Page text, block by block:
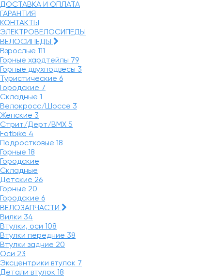
ДОСТАВКА И ОПЛАТА
ГАРАНТИЯ
КОНТАКТЫ
ЭЛЕКТРОВЕЛОСИПЕДЫ
ВЕЛОСИПЕДЫ
Взрослые 111
Горные хардтейлы 79
Горные двухподвесы 3
Туристические 6
Городские 7
Складные 1
Велокросс/Шоссе 3
Женские 3
Стрит/Дерт/BMX 5
Fatbike 4
Подростковые 18
Горные 18
Городские
Складные
Детские 26
Горные 20
Городские 6
ВЕЛОЗАПЧАСТИ
Вилки 34
Втулки, оси 108
Втулки передние 38
Втулки задние 20
Оси 23
Эксцентрики втулок 7
Детали втулок 18